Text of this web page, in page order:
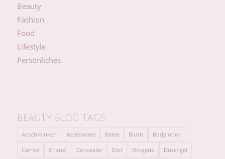
Beauty
Fashion
Food
Lifestyle
Persönliches
BEAUTY BLOG TAGS
Abschminken Accessoires Balea Blush Bodylotion
Catrice Chanel Concealer Dior Drogerie Duschgel